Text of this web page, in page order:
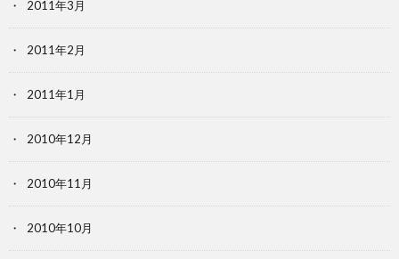
2011年3月
2011年2月
2011年1月
2010年12月
2010年11月
2010年10月